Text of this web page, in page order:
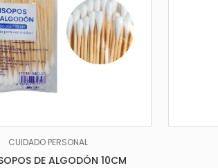
CUIDADO PERSONAL
DE ALGODÓN 10CM